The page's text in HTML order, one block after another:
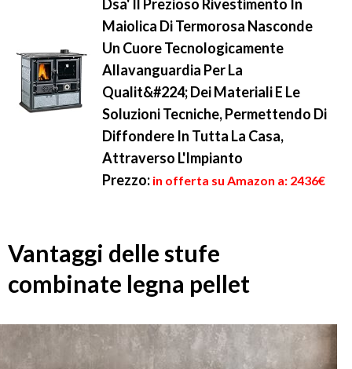
Dsa' Il Prezioso Rivestimento In
Maiolica Di Termorosa Nasconde
Un Cuore Tecnologicamente
Allavanguardia Per La
Qualit&#224; Dei Materiali E Le
Soluzioni Tecniche, Permettendo Di
Diffondere In Tutta La Casa,
Attraverso L'Impianto
Prezzo: in offerta su Amazon a: 2436€
Vantaggi delle stufe
combinate legna pellet